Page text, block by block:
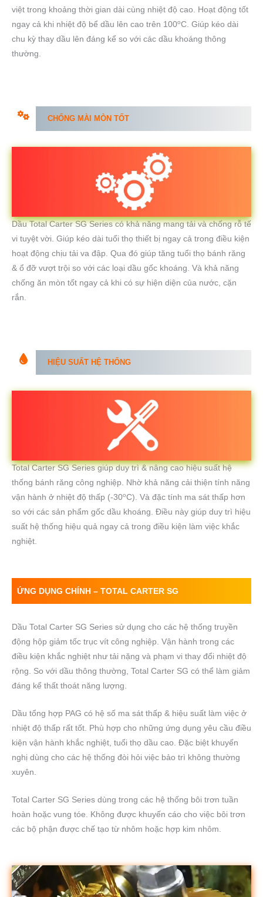
việt trong khoảng thời gian dài cùng nhiệt độ cao. Hoạt động tốt
ngay cả khi nhiệt độ bể dầu lên cao trên 100oC. Giúp kéo dài
chu kỳ thay dầu lên đáng kể so với các dầu khoáng thông
thường.
CHỐNG MÀI MÒN TỐT
Dầu Total Carter SG Series có khả năng mang tải và chống rỗ tế
vi tuyệt vời. Giúp kéo dài tuổi thọ thiết bị ngay cả trong điều kiện
hoạt động chịu tải va đập. Qua đó giúp tăng tuổi thọ bánh răng
& ổ đỡ vượt trội so với các loại dầu gốc khoáng. Và khả năng
chống ăn mòn tốt ngay cả khi có sự hiện diện của nước, cặn
rắn.
HIỆU SUẤT HỆ THỐNG
Total Carter SG Series giúp duy trì & nâng cao hiệu suất hệ
thống bánh răng công nghiệp. Nhờ khả năng cải thiện tính năng
vận hành ở nhiệt độ thấp (-30oC). Và đặc tính ma sát thấp hơn
so với các sản phẩm gốc dầu khoáng. Điều này giúp duy trì hiệu
suất hệ thống hiệu quả ngay cả trong điều kiện làm việc khắc
nghiệt.
ỨNG DỤNG CHÍNH –TOTAL CARTERSG
Dầu Total Carter SG Series sử dụng cho các hệ thống truyền
động hộp giảm tốc trục vít công nghiệp. Vận hành trong các
điều kiện khắc nghiệt như tải nặng và phạm vi thay đổi nhiệt độ
rộng. So với dầu thông thường, Total Carter SG có thể làm giảm
đáng kể thất thoát năng lượng.
Dầu tổng hợp PAG có hệ số ma sát thấp & hiệu suất làm việc ở
nhiệt độ thấp rất tốt. Phù hợp cho những ứng dụng yêu cầu điều
kiện vận hành khắc nghiệt, tuổi thọ dầu cao. Đặc biệt khuyến
nghị dùng cho các hệ thống đòi hỏi việc bảo trì không thường
xuyên.
Total Carter SG Series dùng trong các hệ thống bôi trơn tuần
hoàn hoặc vung tóe. Không được khuyến cáo cho việc bôi trơn
các bộ phận được chế tạo từ nhôm hoặc hợp kim nhôm.